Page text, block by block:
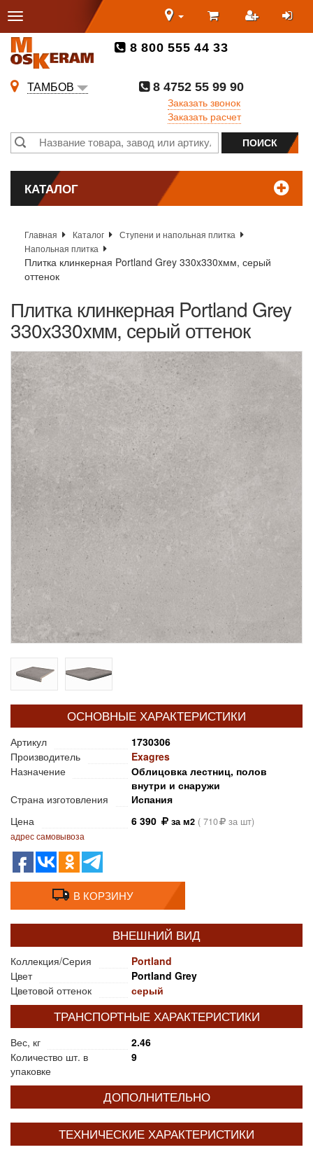
8 800 555 44 33
ТАМБОВ
8 4752 55 99 90
Заказать звонок
Заказать расчет
КАТАЛОГ
Главная Каталог
Ступени и напольная плитка
Напольная плитка
Плитка клинкерная Portland Grey 330x330xмм, серый
оттенок
Плитка клинкерная Portland Grey
330x330xмм, серый оттенок
ОСНОВНЫЕ ХАРАКТЕРИСТИКИ
Артикул
1730306
Производитель
Exagres
Назначение
Облицовка лестниц, полов
внутри и снаружи
Страна изготовления
Испания
Цена
6 390 за м2 ( 710 за шт)
адрес самовывоза
В КОРЗИНУ
ВНЕШНИЙ ВИД
Коллекция/Серия
Portland
Цвет
Portland Grey
Цветовой оттенок
серый
ТРАНСПОРТНЫЕ ХАРАКТЕРИСТИКИ
Вес, кг
2.46
Количество шт. в
упаковке
9
ДОПОЛНИТЕЛЬНО
ТЕХНИЧЕСКИЕ ХАРАКТЕРИСТИКИ